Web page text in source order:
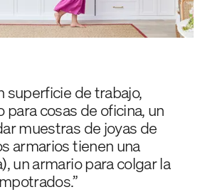
superficie de trabajo,
para cosas de oficina, un
muestras de joyas de
armarios tienen una
un armario para colgar la